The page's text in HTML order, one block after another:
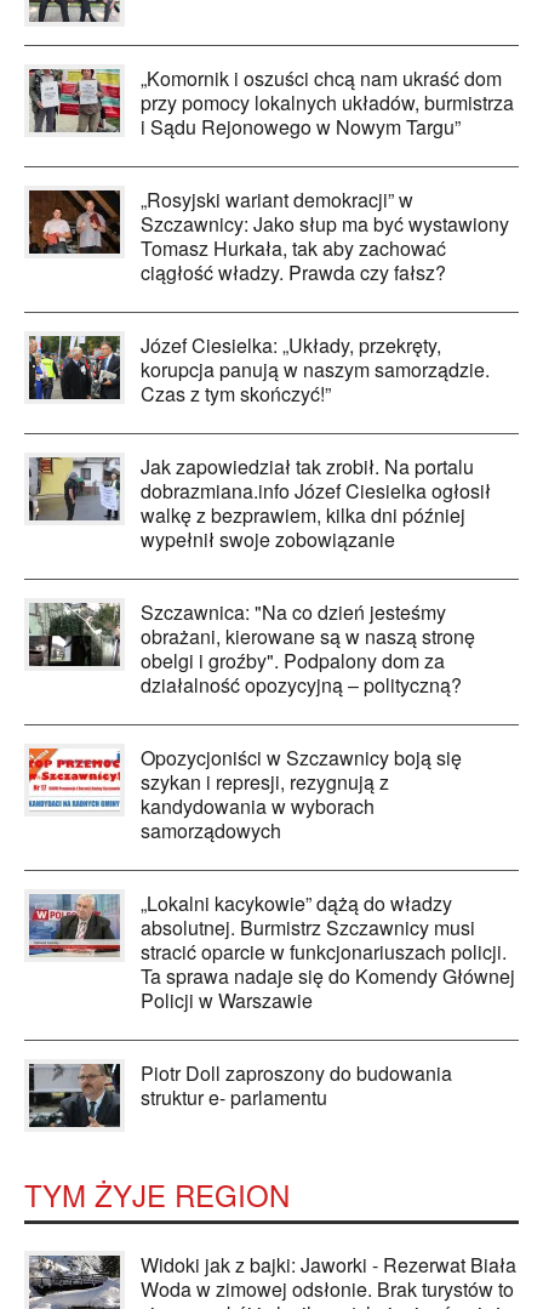
„Komornik i oszuści chcą nam ukraść dom
przy pomocy lokalnych układów, burmistrza
i Sądu Rejonowego w Nowym Targu”
„Rosyjski wariant demokracji” w
Szczawnicy: Jako słup ma być wystawiony
Tomasz Hurkała, tak aby zachować
ciągłość władzy. Prawda czy fałsz?
Józef Ciesielka: „Układy, przekręty,
korupcja panują w naszym samorządzie.
Czas z tym skończyć!”
Jak zapowiedział tak zrobił. Na portalu
dobrazmiana.info Józef Ciesielka ogłosił
walkę z bezprawiem, kilka dni później
wypełnił swoje zobowiązanie
Szczawnica: "Na co dzień jesteśmy
obrażani, kierowane są w naszą stronę
obelgi i groźby". Podpalony dom za
działalność opozycyjną – polityczną?
Opozycjoniści w Szczawnicy boją się
szykan i represji, rezygnują z
kandydowania w wyborach
samorządowych
„Lokalni kacykowie” dążą do władzy
absolutnej. Burmistrz Szczawnicy musi
stracić oparcie w funkcjonariuszach policji.
Ta sprawa nadaje się do Komendy Głównej
Policji w Warszawie
Piotr Doll zaproszony do budowania
struktur e- parlamentu
TYM ŻYJE REGION
Widoki jak z bajki: Jaworki - Rezerwat Biała
Woda w zimowej odsłonie. Brak turystów to